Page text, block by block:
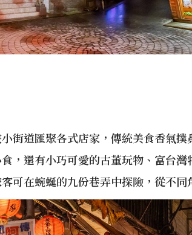
街道匯聚各式店家，傳統美食香氣撲
，還有小巧可愛的古董玩物、富台
可在蜿蜒的九份巷弄中探險，從不同